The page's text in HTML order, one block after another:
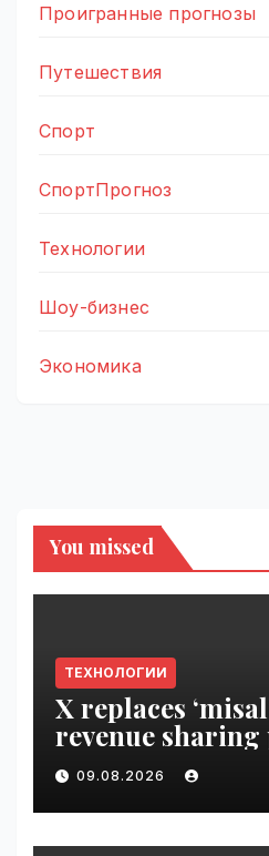
Проигранные прогнозы
Путешествия
Спорт
СпортПрогноз
Технологии
Шоу-бизнес
Экономика
You missed
ТЕХНОЛОГИИ
X replaces
revenue
with Original
Rewards |
09.08.2026